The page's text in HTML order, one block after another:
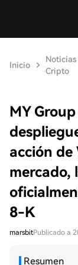
Inicio
Noticias
Cripto
MY
acción de
mercado,
8-K
marsbitPublicado a
Resumen